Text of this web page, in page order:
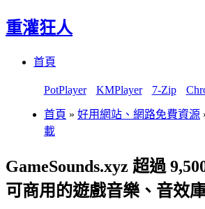
重灌狂人
首頁
PotPlayer KMPlayer 7-Zip
首頁 » 好用網站、網路免費資源
載
GameSounds.xyz 超過
可商用的遊戲音樂、音效